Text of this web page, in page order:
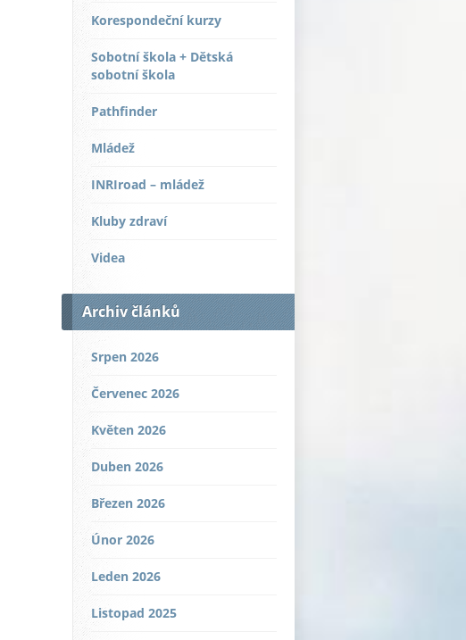
Korespondeční kurzy
Sobotní škola + Dětská
sobotní škola
Pathfinder
Mládež
INRIroad – mládež
Kluby zdraví
Videa
Archiv článků
Srpen 2026
Červenec 2026
Květen 2026
Duben 2026
Březen 2026
Únor 2026
Leden 2026
Listopad 2025